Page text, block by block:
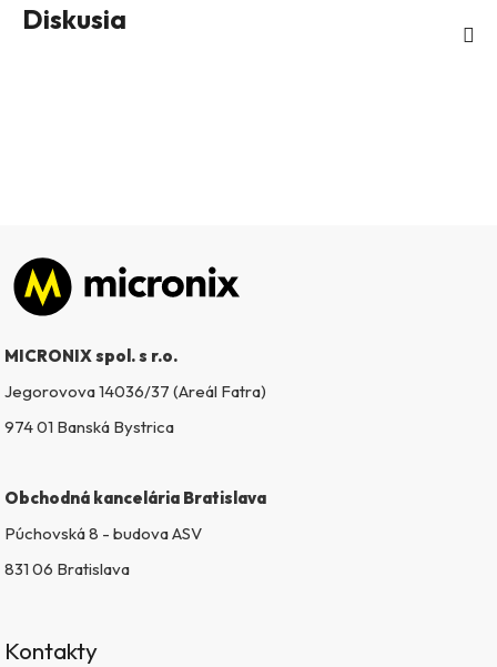
Diskusia
Zápätie
MICRONIX spol. s r.o.
Jegorovova 14036/37 (Areál Fatra)
974 01 Banská Bystrica
Obchodná kancelária Bratislava
Púchovská 8 - budova ASV
831 06 Bratislava
Kontakty